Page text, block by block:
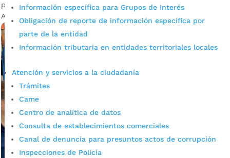
Información específica para Grupos de Interés
Obligación de reporte de información específica por
parte de la entidad
Información tributaria en entidades territoriales locales
Atención y servicios a la ciudadanía
Trámites
Came
Centro de analítica de datos
Consulta de establecimientos comerciales
Canal de denuncia para presuntos actos de corrupción
Inspecciones de Policía
por altas temperaturas en Bucaramanga. Desde la
Administracion municipal a traves de la...